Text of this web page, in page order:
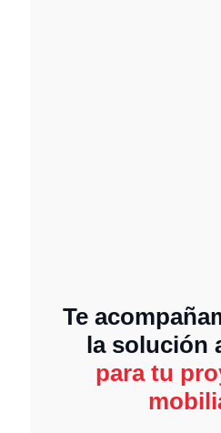
Te
la solución
para tu